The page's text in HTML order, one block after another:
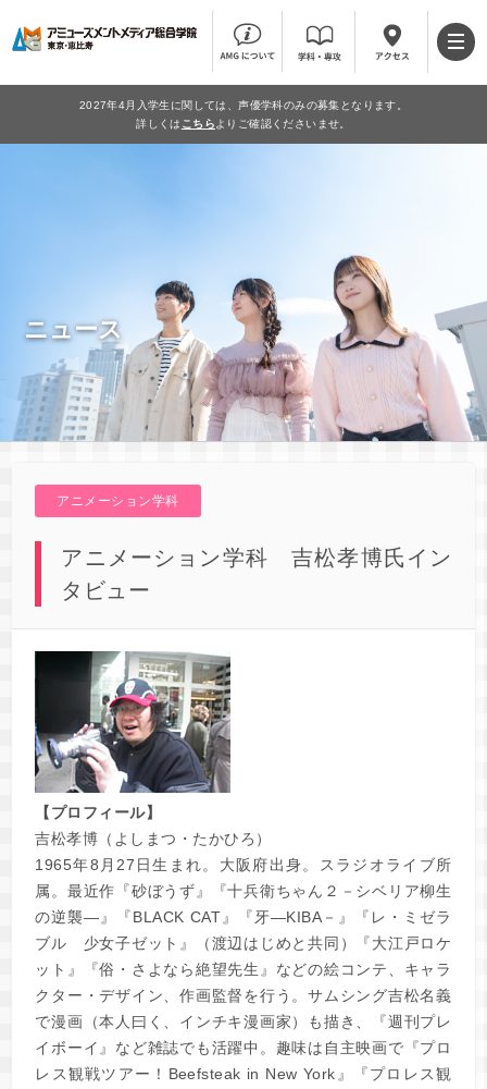
2027年4月入学生に関しては、声優学科のみの募集となります。
詳しくは こちら よりご確認くださいませ。
ニュース
アニメーション学科
アニメーション学科 吉松孝博氏イン
タビュー
【プロフィール】
吉松孝博（よしまつ・たかひろ）
1965年8月27日生まれ。大阪府出身。スラジオライブ所
属。最近作『砂ぼうず』『十兵衛ちゃん２－シベリア柳生
の逆襲―』『BLACK CAT』『牙―KIBA－』『レ・ミゼラ
ブル 少女子ゼット』（渡辺はじめと共同）『大江戸ロケ
ット』『俗・さよなら絶望先生』などの絵コンテ、キャラ
クター・デザイン、作画監督を行う。サムシング吉松名義
で漫画（本人曰く、インチキ漫画家）も描き、『週刊プレ
イボーイ』など雑誌でも活躍中。趣味は自主映画で『プロ
レス観戦ツアー！Beefsteak in New York』『プロレス観